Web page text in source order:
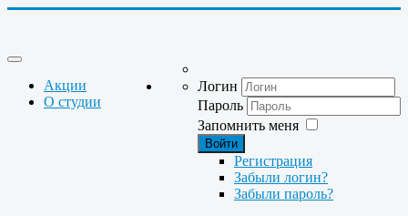
Логин
Пароль
Запомнить меня
Войти
Регистрация
Забыли логин?
Забыли пароль?
Акции
О студии